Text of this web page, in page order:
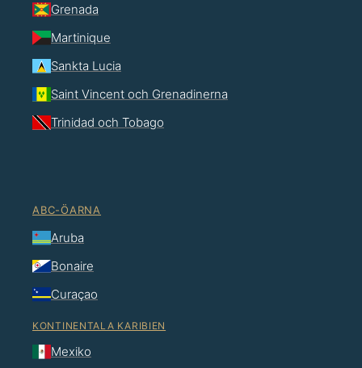
Grenada
Martinique
Sankta Lucia
Saint Vincent och Grenadinerna
Trinidad och Tobago
ABC-ÖARNA
Aruba
Bonaire
Curaçao
KONTINENTALA KARIBIEN
Mexiko